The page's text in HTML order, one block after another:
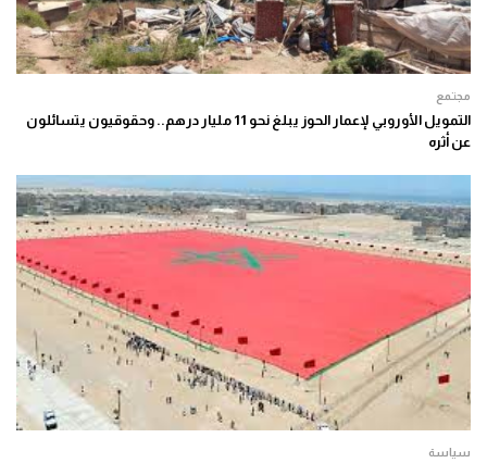
مجتمع
التمويل الأوروبي لإعمار الحوز يبلغ نحو 11 مليار درهم.. وحقوقيون يتسائلون
عن أثره
سياسة